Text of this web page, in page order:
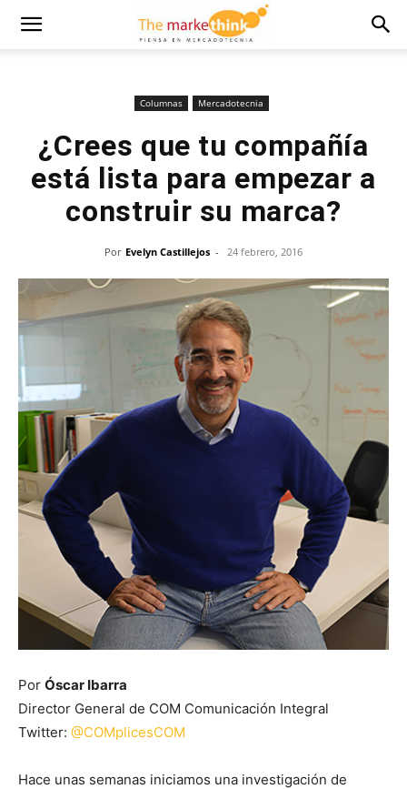
Columnas Mercadotecnia
¿Crees que tu compañía
está lista para empezar a
construir su marca?
Por Evelyn Castillejos - 24 febrero, 2016
Por Óscar Ibarra
Director General de COM Comunicación Integral
Twitter: @COMplicesCOM
Hace unas semanas iniciamos una investigación de